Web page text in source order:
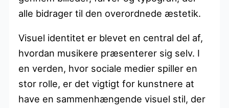
alle bidrager til den overordnede æstetik.
Visuel identitet er blevet en central del af,
hvordan musikere præsenterer sig selv. I
en verden, hvor sociale medier spiller en
stor rolle, er det vigtigt for kunstnere at
have en sammenhængende visuel stil, der